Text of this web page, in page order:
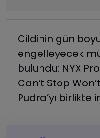
Cildinin gün
engelleyecek
bulundu: NYX
Can’t Stop
Pudra’yı birlikte